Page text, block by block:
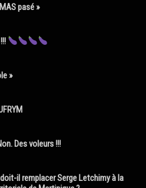
pasé »
»
Des voleurs !!!
il remplacer Serge Letchimy à la